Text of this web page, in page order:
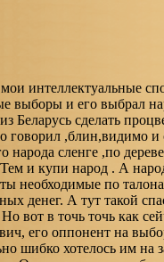
интеллектуальные
выборы и его выбрал
Беларусь сделать
говорил ,блин,видимо
народа сленге ,по
и купи народ . А
необходимые по
денег. А тут такой
вот в точь точь как
его оппонент на
шибко хотелось им на